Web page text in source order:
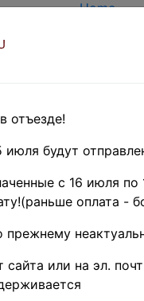
Home
TERMS
Home»
»Coins»
Иностранные
монеты»
UNITED
отъезде!
будут
с 16 июля по
оплата -
или на эл.